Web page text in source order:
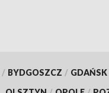
/ BYDGOSZCZ / GDAŃSK